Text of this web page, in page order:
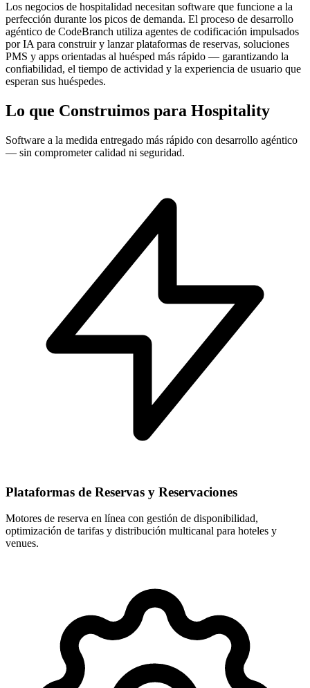
Los negocios de hospitalidad necesitan software que funcione a la
perfección durante los picos de demanda. El proceso de desarrollo
agéntico de CodeBranch utiliza agentes de codificación impulsados
por IA para construir y lanzar plataformas de reservas, soluciones
PMS y apps orientadas al huésped más rápido — garantizando la
confiabilidad, el tiempo de actividad y la experiencia de usuario que
esperan sus huéspedes.
Lo que Construimos para Hospitality
Software a la medida entregado más rápido con desarrollo agéntico
— sin comprometer calidad ni seguridad.
Plataformas de Reservas y Reservaciones
Motores de reserva en línea con gestión de disponibilidad,
optimización de tarifas y distribución multicanal para hoteles y
venues.